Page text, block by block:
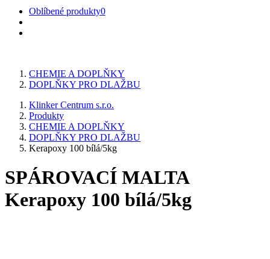
Oblíbené produkty0
CHEMIE A DOPLŇKY
DOPLŇKY PRO DLAŽBU
Klinker Centrum s.r.o.
Produkty
CHEMIE A DOPLŇKY
DOPLŇKY PRO DLAŽBU
Kerapoxy 100 bílá/5kg
SPÁROVACÍ MALTA
Kerapoxy 100 bílá/5kg